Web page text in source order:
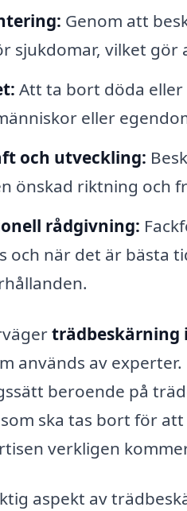
Genom att
sjukdomar, vilket
Att ta bort döda
eller
och utveckling:
önskad riktning och
rådgivning:
och när det är bästa
trädbeskärning
används av
beroende på
ska tas bort för
verkligen
aspekt av